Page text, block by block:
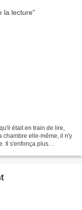
était en train de lire,
chambre elle-même, il n'y
Il s'enfonça plus